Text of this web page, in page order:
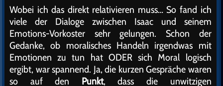
Wobei ich das direkt relativieren muss… So fand ich
viele der Dialoge zwischen Isaac und seinem
Emotions-Vorkoster sehr gelungen. Schon der
Gedanke, ob moralisches Handeln irgendwas mit
Emotionen zu tun hat ODER sich Moral logisch
ergibt, war spannend. Ja, die kurzen Gespräche waren
so auf den Punkt, dass die unwitzigen